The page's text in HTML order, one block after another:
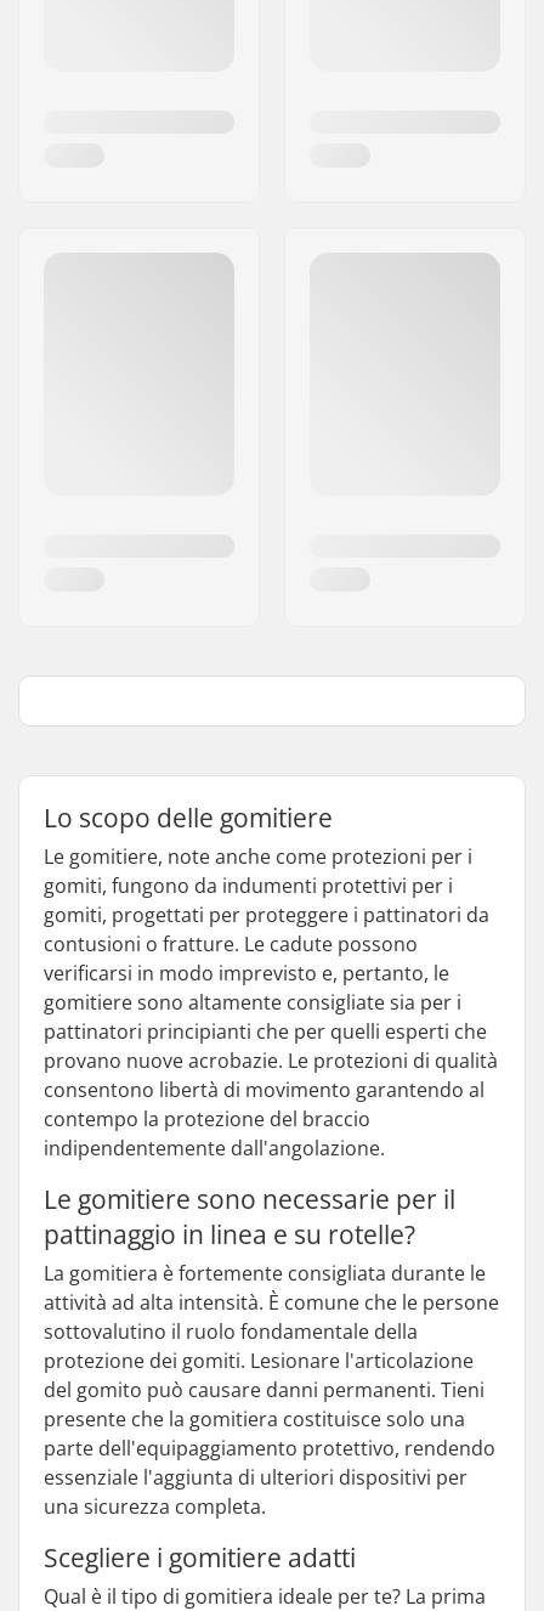
Lo scopo delle gomitiere
Le gomitiere, note anche come protezioni per i
gomiti, fungono da indumenti protettivi per i
gomiti, progettati per proteggere i pattinatori da
contusioni o fratture. Le cadute possono
verificarsi in modo imprevisto e, pertanto, le
gomitiere sono altamente consigliate sia per i
pattinatori principianti che per quelli esperti che
provano nuove acrobazie. Le protezioni di qualità
consentono libertà di movimento garantendo al
contempo la protezione del braccio
indipendentemente dall'angolazione.
Le gomitiere sono necessarie per il
pattinaggio in linea e su rotelle?
La gomitiera è fortemente consigliata durante le
attività ad alta intensità. È comune che le persone
sottovalutino il ruolo fondamentale della
protezione dei gomiti. Lesionare l'articolazione
del gomito può causare danni permanenti. Tieni
presente che la gomitiera costituisce solo una
parte dell'equipaggiamento protettivo, rendendo
essenziale l'aggiunta di ulteriori dispositivi per
una sicurezza completa.
Scegliere i gomitiere adatti
Qual è il tipo di gomitiera ideale per te? La prima